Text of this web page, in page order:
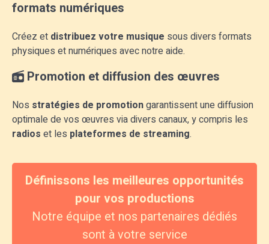
formats numériques
Créez et distribuez votre musique sous divers formats
physiques et numériques avec notre aide.
Promotion et diffusion des œuvres
Nos stratégies de promotiongarantissent une diffusion
optimale de vos œuvres via divers canaux, y compris les
radios et les plateformes de streaming.
Définissons les meilleures opportunités
pour vos productions
Notre équipe et nos partenaires dédiés
sont à votre service